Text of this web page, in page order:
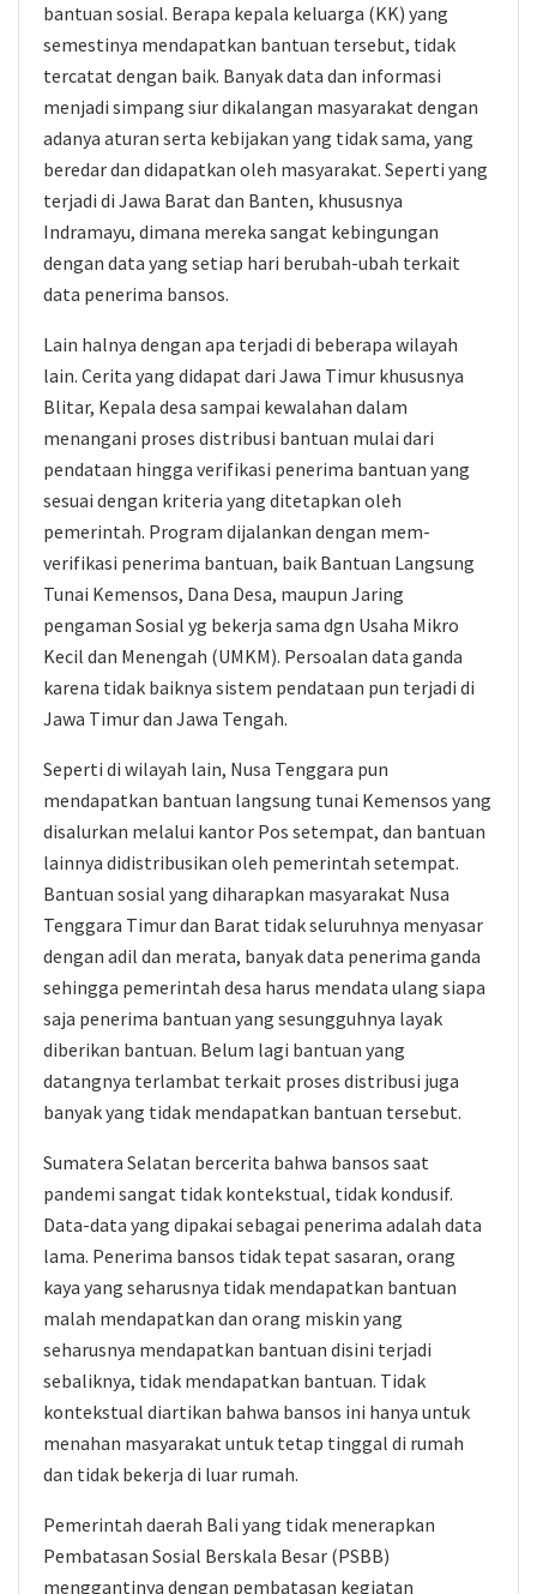
bantuan sosial. Berapa kepala keluarga (KK) yang
semestinya mendapatkan bantuan tersebut, tidak
tercatat dengan baik. Banyak data dan informasi
menjadi simpang siur dikalangan masyarakat dengan
adanya aturan serta kebijakan yang tidak sama, yang
beredar dan didapatkan oleh masyarakat. Seperti yang
terjadi di Jawa Barat dan Banten, khususnya
Indramayu, dimana mereka sangat kebingungan
dengan data yang setiap hari berubah-ubah terkait
data penerima bansos.
Lain halnya dengan apa terjadi di beberapa wilayah
lain. Cerita yang didapat dari Jawa Timur khususnya
Blitar, Kepala desa sampai kewalahan dalam
menangani proses distribusi bantuan mulai dari
pendataan hingga verifikasi penerima bantuan yang
sesuai dengan kriteria yang ditetapkan oleh
pemerintah. Program dijalankan dengan mem-
verifikasi penerima bantuan, baik Bantuan Langsung
Tunai Kemensos, Dana Desa, maupun Jaring
pengaman Sosial yg bekerja sama dgn Usaha Mikro
Kecil dan Menengah (UMKM). Persoalan data ganda
karena tidak baiknya sistem pendataan pun terjadi di
Jawa Timur dan Jawa Tengah.
Seperti di wilayah lain, Nusa Tenggara pun
mendapatkan bantuan langsung tunai Kemensos yang
disalurkan melalui kantor Pos setempat, dan bantuan
lainnya didistribusikan oleh pemerintah setempat.
Bantuan sosial yang diharapkan masyarakat Nusa
Tenggara Timur dan Barat tidak seluruhnya menyasar
dengan adil dan merata, banyak data penerima ganda
sehingga pemerintah desa harus mendata ulang siapa
saja penerima bantuan yang sesungguhnya layak
diberikan bantuan. Belum lagi bantuan yang
datangnya terlambat terkait proses distribusi juga
banyak yang tidak mendapatkan bantuan tersebut.
Sumatera Selatan bercerita bahwa bansos saat
pandemi sangat tidak kontekstual, tidak kondusif.
Data-data yang dipakai sebagai penerima adalah data
lama. Penerima bansos tidak tepat sasaran, orang
kaya yang seharusnya tidak mendapatkan bantuan
malah mendapatkan dan orang miskin yang
seharusnya mendapatkan bantuan disini terjadi
sebaliknya, tidak mendapatkan bantuan. Tidak
kontekstual diartikan bahwa bansos ini hanya untuk
menahan masyarakat untuk tetap tinggal di rumah
dan tidak bekerja di luar rumah.
Pemerintah daerah Bali yang tidak menerapkan
Pembatasan Sosial Berskala Besar (PSBB)
menggantinya dengan pembatasan kegiatan